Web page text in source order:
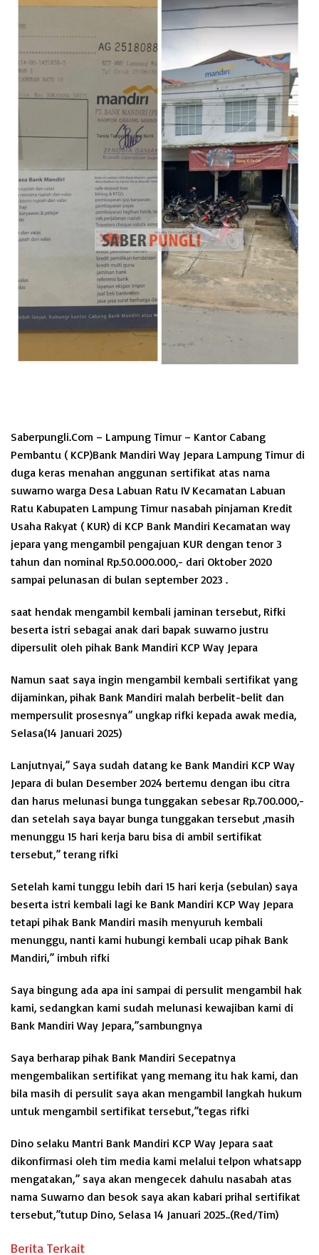
Saberpungli.Com – Lampung Timur – Kantor Cabang
Pembantu ( KCP)Bank Mandiri Way Jepara Lampung Timur di
duga keras menahan anggunan sertifikat atas nama
suwarno warga Desa Labuan Ratu IV Kecamatan Labuan
Ratu Kabupaten Lampung Timur nasabah pinjaman Kredit
Usaha Rakyat ( KUR) di KCP Bank Mandiri Kecamatan way
jepara yang mengambil pengajuan KUR dengan tenor 3
tahun dan nominal Rp.50.000.000,- dari Oktober 2020
sampai pelunasan di bulan september 2023 .
saat hendak mengambil kembali jaminan tersebut, Rifki
beserta istri sebagai anak dari bapak suwarno justru
dipersulit oleh pihak Bank Mandiri KCP Way Jepara
Namun saat saya ingin mengambil kembali sertifikat yang
dijaminkan, pihak Bank Mandiri malah berbelit-belit dan
mempersulit prosesnya” ungkap rifki kepada awak media,
Selasa(14 Januari 2025)
Lanjutnyai,” Saya sudah datang ke Bank Mandiri KCP Way
Jepara di bulan Desember 2024 bertemu dengan ibu citra
dan harus melunasi bunga tunggakan sebesar Rp.700.000,-
dan setelah saya bayar bunga tunggakan tersebut ,masih
menunggu 15 hari kerja baru bisa di ambil sertifikat
tersebut,” terang rifki
Setelah kami tunggu lebih dari 15 hari kerja (sebulan) saya
beserta istri kembali lagi ke Bank Mandiri KCP Way Jepara
tetapi pihak Bank Mandiri masih menyuruh kembali
menunggu, nanti kami hubungi kembali ucap pihak Bank
Mandiri,” imbuh rifki
Saya bingung ada apa ini sampai di persulit mengambil hak
kami, sedangkan kami sudah melunasi kewajiban kami di
Bank Mandiri Way Jepara,”sambungnya
Saya berharap pihak Bank Mandiri Secepatnya
mengembalikan sertifikat yang memang itu hak kami, dan
bila masih di persulit saya akan mengambil langkah hukum
untuk mengambil sertifikat tersebut,”tegas rifki
Dino selaku Mantri Bank Mandiri KCP Way Jepara saat
dikonfirmasi oleh tim media kami melalui telpon whatsapp
mengatakan,” saya akan mengecek dahulu nasabah atas
nama Suwarno dan besok saya akan kabari prihal sertifikat
tersebut,”tutup Dino, Selasa 14 Januari 2025..(Red/Tim)
Berita Terkait